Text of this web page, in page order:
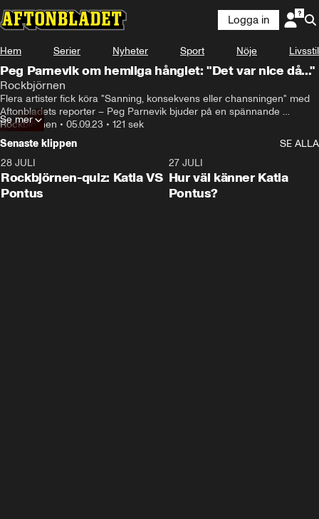
Logga in
Hem Serier Nyheter Sport Nöje Livsstil
Peg Parnevik om hemliga hånglet: "Det var nice då..."
Rockbjörnen
Flera artister fick köra "Sanning, konsekvens eller chansningen" med
Aftonbladets reporter – Peg Parnevik bjuder på en spännande
hemlighet.
Rockbjörnen • 05.09.23 • 121 sek
Se mer
Senaste klippen
SE ALLA
28 JULI
Rockbjörnen-quiz: Katia VS
Pontus
27 JULI
Hur väl känner Katia
Pontus?